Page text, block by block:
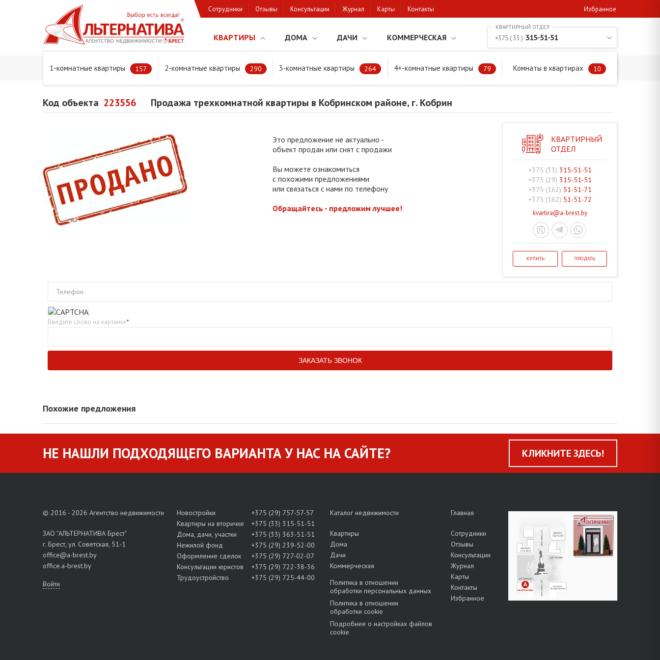
Сотрудники Отзывы Консультации Журнал Карты Контакты Избранное
КВАРТИРЫ ДОМА ДАЧИ КОММЕРЧЕСКАЯ
1-комнатные квартиры 157 2-комнатные квартиры 290 3-комнатные квартиры 264 4+-комнатные квартиры 79 Комнаты в квартирах 10
+375 ( 33 ) 315-51-51
Главная Предложения Квартиры Продажа трехкомнатной квартиры в Кобринском районе, г. Кобрин
Код объекта 223556 Продажа трехкомнатной квартиры в Кобринском районе, г. Кобрин
Это предложение не актуально -
объект продан или снят с продажи
Вы можете ознакомиться
с похожими предложениями
или связаться с нами по телефону
Обращайтесь - предложим лучшее!
КВАРТИРНЫЙ
ОТДЕЛ
+375 (33) 315-51-51
+375 (29) 315-51-51
+375 (162) 51-51-71
+375 (162) 51-51-72
kvartira@a-brest.by
КУПИТЬ ПРОДАТЬ
Телефон
Введите слово на картинке*
Похожие предложения
НЕ НАШЛИ ПОДХОДЯЩЕГО ВАРИАНТА У НАС НА САЙТЕ? КЛИКНИТЕ ЗДЕСЬ!
© 2016 - 2026 Агентство недвижимости
ЗАО "АЛЬТЕРНАТИВА Брест"
г. Брест, ул. Советская, 51-1
office@a-brest.by
office.a-brest.by
Войти
Новостройки
+375 (29) 757-57-57
Квартиры на вторичке
+375 (33) 315-51-51
Дома, дачи, участки
+375 (33) 363-51-51
Нежилой фонд
+375 (29) 239-52-00
Оформление сделок
+375 (29) 727-02-07
Консультации юристов
+375 (29) 722-38-36
Трудоустройство
+375 (29) 725-44-00
Каталог недвижимости
Квартиры
Дома
Дачи
Коммерческая
Политика в отношении
обработки персональных данных
Политика в отношении
обработки cookie
Подробнее о настройках файлов
cookie
Главная
Сотрудники
Отзывы
Консультации
Журнал
Карты
Контакты
Избранное